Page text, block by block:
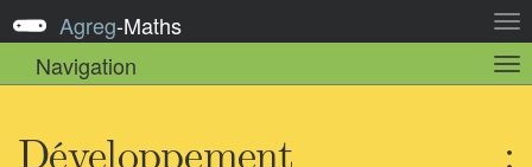
la
Agreg-Maths
Navigation
la
Développement :